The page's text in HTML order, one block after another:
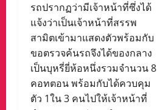
รถปรากฏว่ามีเจ้าหน้าที่ซึ่งได้
แจ้งว่าเป็นเจ้าหน้าที่สรรพ
สามิตเข้ามาแสดงตัวพร้อมกับ
ขอตรวจค้นรถจึงได้ของกลาง
เป็นบุหรี่ยี่ห้อหนึ่งรวมจำนวน 8
คอทตอน พร้อมกับได้ควบคุม
ตัว 1ใน 3 คนไปให้เจ้าหน้าที่